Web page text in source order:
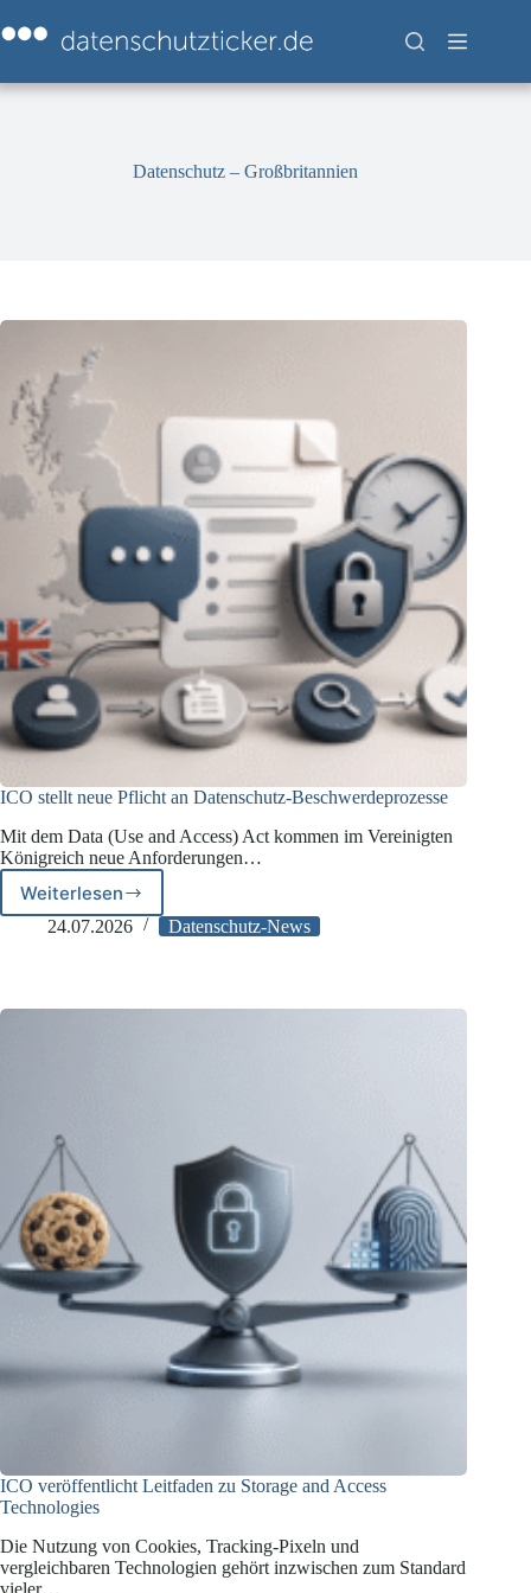
Inhalt
springen
Datenschutz – Großbritannien
ICO stellt neue Pflicht an Datenschutz-Beschwerdeprozesse
Mit dem Data (Use and Access) Act kommen im Vereinigten
Königreich neue Anforderungen…
Weiterlesen
ICO
stellt
Datenschutz-
24.07.2026 Datenschutz-News
ICO veröffentlicht Leitfaden zu Storage and Access
Technologies
Die Nutzung von Cookies, Tracking-Pixeln und
vergleichbaren Technologien gehört inzwischen zum Standard
vieler…